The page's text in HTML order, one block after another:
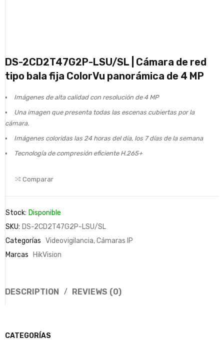
CATEGORÍAS
DS-2CD2T47G2P-LSU/SL | Cámara de red
tipo bala fija ColorVu panorámica de 4 MP
Imágenes de alta calidad con resolución de 4 MP
Una imagen que presenta todas las escenas cubiertas por la
cámara.
Imágenes coloridas las 24 horas del día, los 7 días de la semana
Tecnología de compresión eficiente H.265+
Comparar
Stock: Disponible
SKU: DS-2CD2T47G2P-LSU/SL
Categorías Videovigilancia,Cámaras IP
Marcas
HikVision
DESCRIPTION REVIEWS (0)